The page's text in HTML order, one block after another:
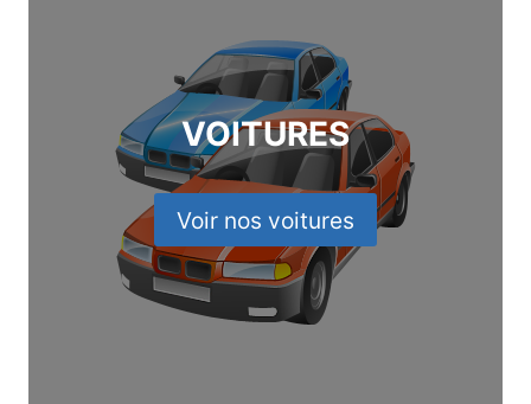
VOITURES
Voir nos voitures